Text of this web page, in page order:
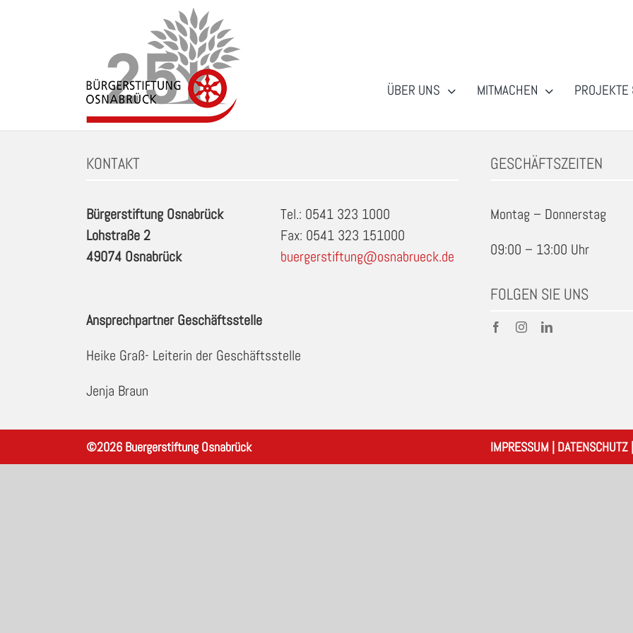
ÜBER UNS MITMACHEN PROJEKTE
Schlagwort: Balancieranlage (2x) in Osnabrueck
KONTAKT
Bürgerstiftung Osnabrück
Lohstraße 2
49074 Osnabrück
Tel.: 0541 323 1000
Fax: 0541 323 151000
buergerstiftung@osnabrueck.de
Ansprechpartner Geschäftsstelle
Heike Graß- Leiterin der Geschäftsstelle
Jenja Braun
GESCHÄFTSZEITEN
Montag – Donnerstag
09:00 – 13:00 Uhr
FOLGEN SIE UNS
©2026 Buergerstiftung Osnabrück IMPRESSUM | DATENSCHUTZ|